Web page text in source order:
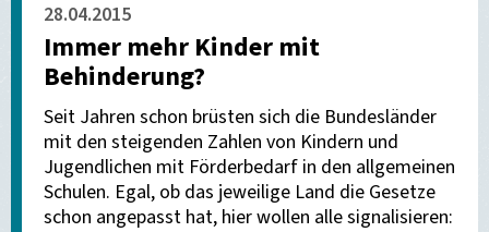
28.04.2015
Immer mehr Kinder mit
Behinderung?
Seit Jahren schon brüsten sich die Bundesländer
mit den steigenden Zahlen von Kindern und
Jugendlichen mit Förderbedarf in den allgemeinen
Schulen. Egal, ob das jeweilige Land die Gesetze
schon angepasst hat, hier wollen alle signalisieren: